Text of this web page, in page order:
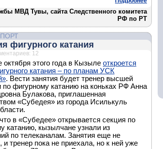
МВД Тувы, сайта Следственного комитета
РФ по РТ
фигурного катания
12
октября этого года в Кызыле откроется
катания – по планам УСК
. Вести занятия будет тренер высшей
по фигурному катанию на коньках РФ Анна
Булакова, приглашенная
«Субедея» из города Исилькуль
в «Субедее» открывается секция по
катанию, кызылчане узнали из
по телеканалам. Занятия еще не
и тренер пока не приехала, но к ней уже